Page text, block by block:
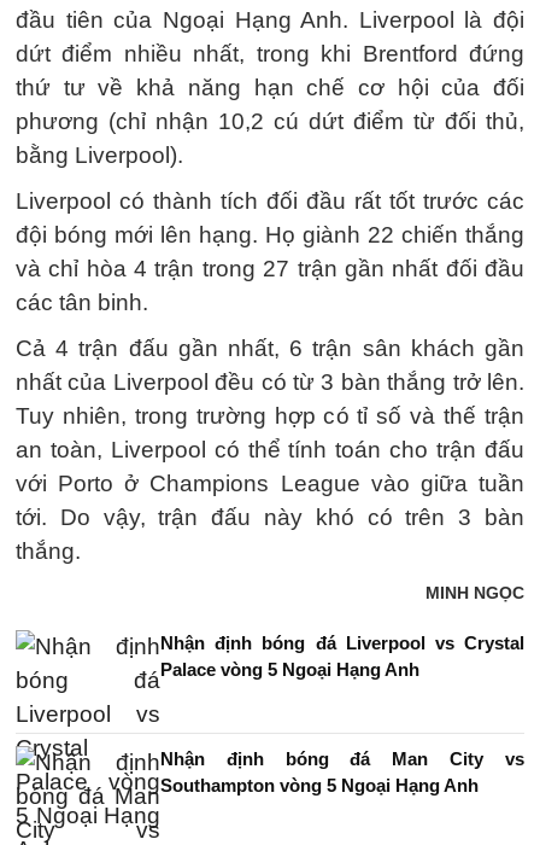
đầu tiên của Ngoại Hạng Anh. Liverpool là đội
dứt điểm nhiều nhất, trong khi Brentford đứng
thứ tư về khả năng hạn chế cơ hội của đối
phương (chỉ nhận 10,2 cú dứt điểm từ đối thủ,
bằng Liverpool).
Liverpool có thành tích đối đầu rất tốt trước các
đội bóng mới lên hạng. Họ giành 22 chiến thắng
và chỉ hòa 4 trận trong 27 trận gần nhất đối đầu
các tân binh.
Cả 4 trận đấu gần nhất, 6 trận sân khách gần
nhất của Liverpool đều có từ 3 bàn thắng trở lên.
Tuy nhiên, trong trường hợp có tỉ số và thế trận
an toàn, Liverpool có thể tính toán cho trận đấu
với Porto ở Champions League vào giữa tuần
tới. Do vậy, trận đấu này khó có trên 3 bàn
thắng.
MINH NGỌC
Nhận định bóng đá Liverpool vs Crystal
Palace vòng 5 Ngoại Hạng Anh
Nhận định bóng đá Man City vs
Southampton vòng 5 Ngoại Hạng Anh